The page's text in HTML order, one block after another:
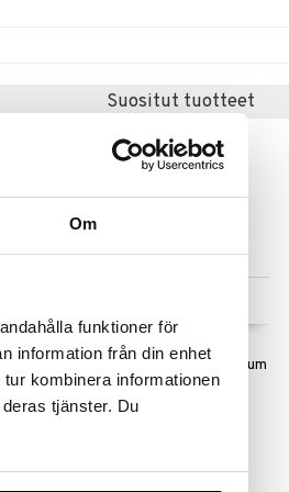
Om
funktioner för
information från din enhet
kombinera informationen
tjänster. Du
Suositut tuotteet
Repair
Smart Clinical Repair
Wrinkle Correcting Serum
CLINIQUE
alk.87,95